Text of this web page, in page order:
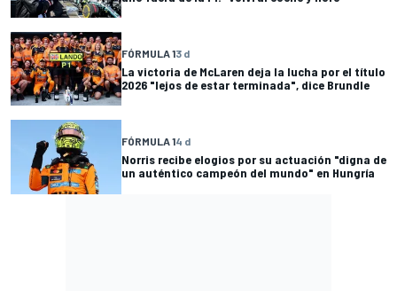
FÓRMULA 13 d
La victoria de McLaren deja la lucha por el título
2026 "lejos de estar terminada", dice Brundle
FÓRMULA 14 d
Norris recibe elogios por su actuación "digna de
un auténtico campeón del mundo" en Hungría